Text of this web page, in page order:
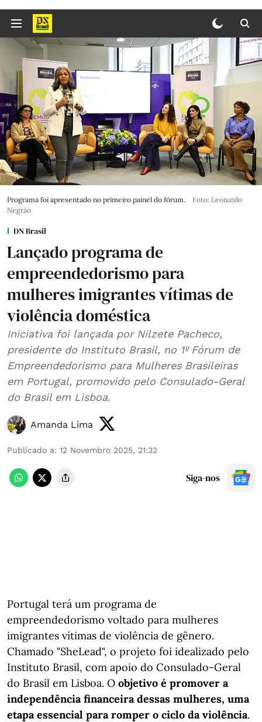
Programa foi apresentado no primeiro painel do fórum.
Foto: Leonardo
Negrão
DN Brasil
Lançado programa de
empreendedorismo para
mulheres imigrantes vítimas de
violência doméstica
Iniciativa foi lançada por Nilzete Pacheco,
presidente do Instituto Brasil, no 1º Fórum de
Empreendedorismo para Mulheres Brasileiras
em Portugal, promovido pelo Consulado-Geral
do Brasil em Lisboa.
Amanda Lima
Publicado a: 12 Novembro 2025, 21:32
Siga-nos
Portugal terá um programa de
empreendedorismo voltado para mulheres
imigrantes vítimas de violência de gênero.
Chamado "SheLead", o projeto foi idealizado pelo
Instituto Brasil, com apoio do Consulado-Geral
do Brasil em Lisboa. O objetivo é promover a
independência financeira dessas mulheres, uma
etapa essencial para romper o ciclo da violência.